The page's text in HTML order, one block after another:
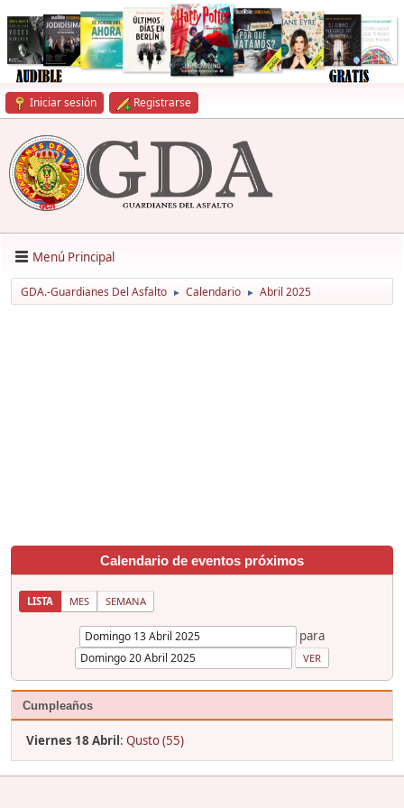
Iniciar sesión Registrarse
Menú Principal
GDA.-Guardianes Del Asfalto ► Calendario ► Abril 2025
Calendario de eventos próximos
LISTA MES SEMANA
para
Cumpleaños
Viernes 18 Abril: Qusto (55)